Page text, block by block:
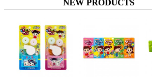
NEW PRODUCTS